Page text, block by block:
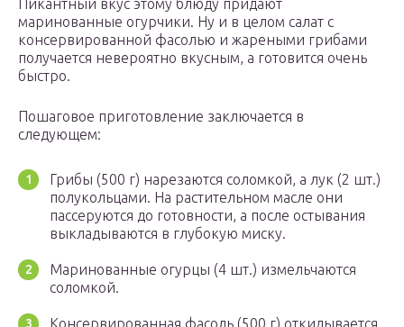
Пикантный вкус этому блюду придают
маринованные огурчики. Ну и в целом салат с
консервированной фасолью и жареными грибами
получается невероятно вкусным, а готовится очень
быстро.
Пошаговое приготовление заключается в
следующем:
Грибы (500 г) нарезаются соломкой, а лук (2 шт.)
полукольцами. На растительном масле они
пассеруются до готовности, а после остывания
выкладываются в глубокую миску.
Маринованные огурцы (4 шт.) измельчаются
соломкой.
Консервированная фасоль (500 г) откидывается